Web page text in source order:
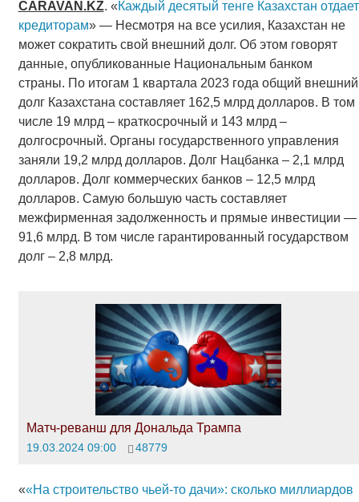
CARAVAN .KZ. «Каждый десятый тенге Казахстан отдает
кредиторам» — Несмотря на все усилия, Казахстан не
может сократить свой внешний долг. Об этом говорят
данные, опубликованные Национальным банком
страны. По итогам 1 квартала 2023 года общий внешний
долг Казахстана составляет 162,5 млрд долларов. В том
числе 19 млрд – краткосрочный и 143 млрд –
долгосрочный. Органы государственного управления
заняли 19,2 млрд долларов. Долг Нацбанка – 2,1 млрд
долларов. Долг коммерческих банков – 12,5 млрд
долларов. Самую большую часть составляет
межфирменная задолженность и прямые инвестиции —
91,6 млрд. В том числе гарантированный государством
долг – 2,8 млрд.
Матч-реванш для Дональда Трампа
19.03.2024 09:00 48779
««На строительство чьей-то дачи»: сколько миллиардов